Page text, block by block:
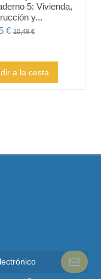
5: Vivienda,
y...
€10,49 €
a la cesta